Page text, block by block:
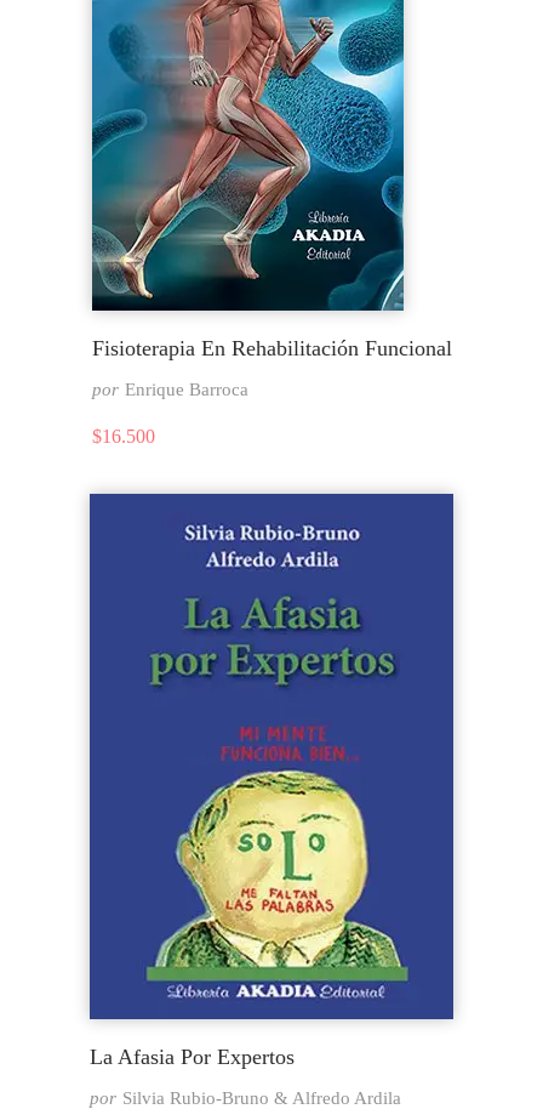
Fisioterapia En Rehabilitación Funcional
por Enrique Barroca
$16.500
La Afasia Por Expertos
por Silvia Rubio-Bruno & Alfredo Ardila